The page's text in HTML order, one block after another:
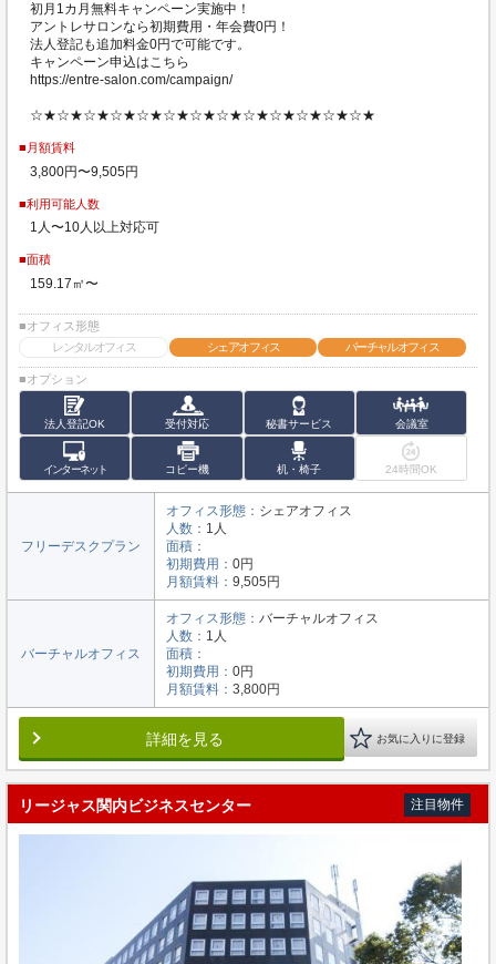
初月1カ月無料キャンペーン実施中！
アントレサロンなら初期費用・年会費0円！
法人登記も追加料金0円で可能です。
キャンペーン申込はこちら
https://entre-salon.com/campaign/
☆★☆★☆★☆★☆★☆★☆★☆★☆★☆★☆★☆★☆★
■月額賃料
3,800円〜9,505円
■利用可能人数
1人〜10人以上対応可
■面積
159.17㎡〜
■オフィス形態
レンタルオフィス
シェアオフィス バーチャルオフィス
■オプション
法人登記OK 受付対応 秘書サービス 会議室
インターネット コピー機 机・椅子 24時間OK
フリーデスクプラン
オフィス形態： シェアオフィス
人数： 1人
面積：
初期費用： 0円
月額賃料： 9,505円
バーチャルオフィス
オフィス形態： バーチャルオフィス
人数： 1人
面積：
初期費用： 0円
月額賃料： 3,800円
詳細を見る お気に入りに登録
リージャス関内ビジネスセンター 注目物件